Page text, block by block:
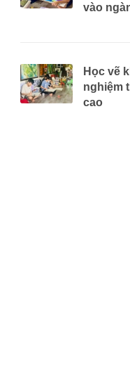
vào
Học vẽ
nghiệm
cao